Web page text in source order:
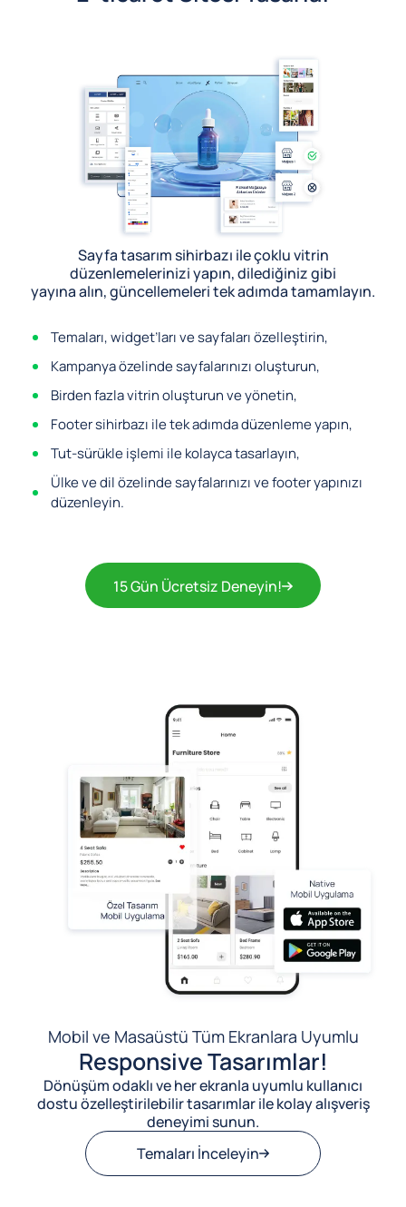
Sayfa tasarım sihirbazı ile çoklu vitrin
düzenlemelerinizi yapın, dilediğiniz gibi
yayına alın, güncellemeleri tek adımda tamamlayın.
Temaları, widget’ları ve sayfaları özelleştirin,
Kampanya özelinde sayfalarınızı oluşturun,
Birden fazla vitrin oluşturun ve yönetin,
Footer sihirbazı ile tek adımda düzenleme yapın,
Tut-sürükle işlemi ile kolayca tasarlayın,
Ülke ve dil özelinde sayfalarınızı ve footer yapınızı
düzenleyin.
15 Gün Ücretsiz Deneyin!
Mobil ve Masaüstü Tüm Ekranlara Uyumlu
Responsive Tasarımlar!
Dönüşüm odaklı ve her ekranla uyumlu kullanıcı
dostu özelleştirilebilir tasarımlar ile kolay alışveriş
deneyimi sunun.
Temaları İnceleyin